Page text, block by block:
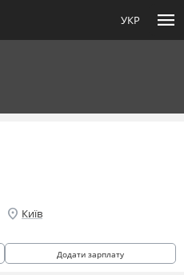
УКР menu
location_on Київ
Додати зарплату